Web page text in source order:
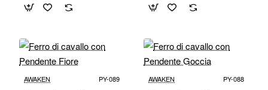
AWAKEN PY-089 AWAKEN PY-088